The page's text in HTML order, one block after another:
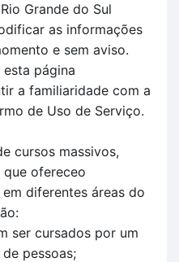
Grande do Sul
as informações
e sem aviso.
página
a familiaridade com a
de Uso de Serviço.
cursos massivos,
ofereceo
diferentes áreas do
ser cursados por um
pessoas;